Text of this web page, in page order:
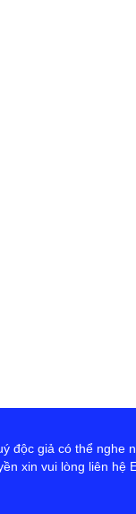
độc giả có thể nghe
xin vui lòng liên hệ